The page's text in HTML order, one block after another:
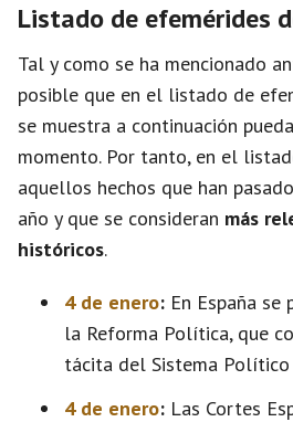
Listado de efemérides
Tal y como se ha mencionado
posible que en el listado de
se muestra a continuación
momento. Por tanto, en el
aquellos hechos que han
año y que se consideran más
históricos.
4 de enero: En España
la Reforma Política, que
tácita del Sistema Político
4 de enero: Las Cortes